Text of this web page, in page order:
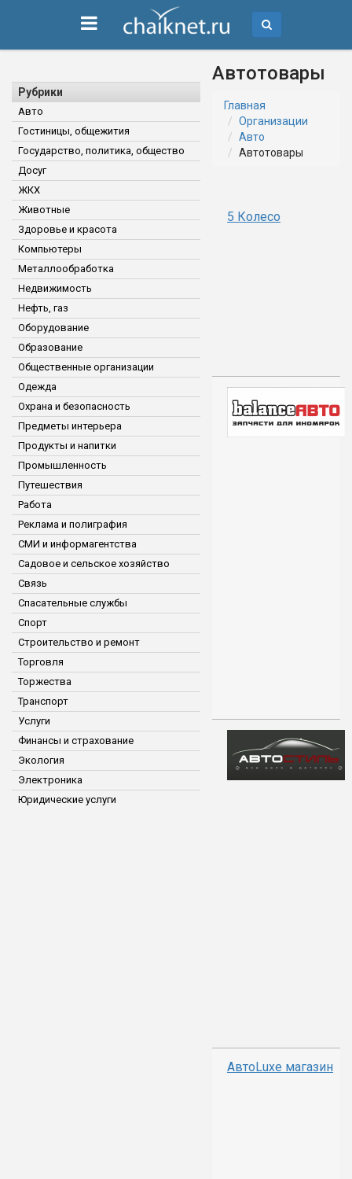
Рубрики
Авто
Гостиницы, общежития
Государство, политика, общество
Досуг
ЖКХ
Животные
Здоровье и красота
Компьютеры
Металлообработка
Недвижимость
Нефть, газ
Оборудование
Образование
Общественные организации
Одежда
Охрана и безопасность
Предметы интерьера
Продукты и напитки
Промышленность
Путешествия
Работа
Реклама и полиграфия
СМИ и информагентства
Садовое и сельское хозяйство
Связь
Спасательные службы
Спорт
Строительство и ремонт
Торговля
Торжества
Транспорт
Услуги
Финансы и страхование
Экология
Электроника
Юридические услуги
Автотовары
Главная
Организации
Авто
Автотовары
5 Колесо
АвтоLuxe магазин